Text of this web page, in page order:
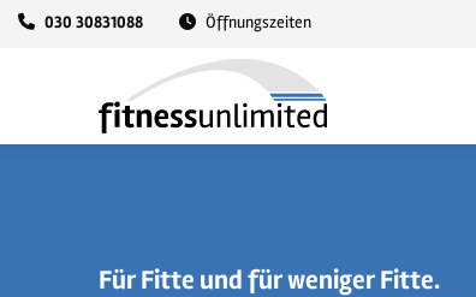
030 30831088 Öffnungszeiten
Für Fitte und für weniger Fitte.